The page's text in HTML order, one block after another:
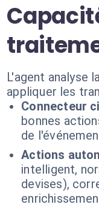
L'agent analyse
appliquer les
Connecteur
bonnes
de
Actions
intelligent,
devises),